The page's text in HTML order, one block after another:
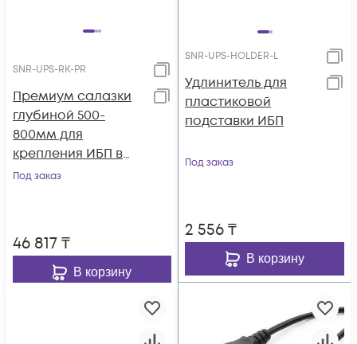
SNR-UPS-RK-PR
Премиум салазки
глубиной 500-
800мм для
крепления ИБП в
стойку
Под заказ
46 817₸
В корзину
SNR-UPS-HOLDER-L
Удлинитель для
пластиковой
подставки ИБП
Под заказ
2 556₸
В корзину